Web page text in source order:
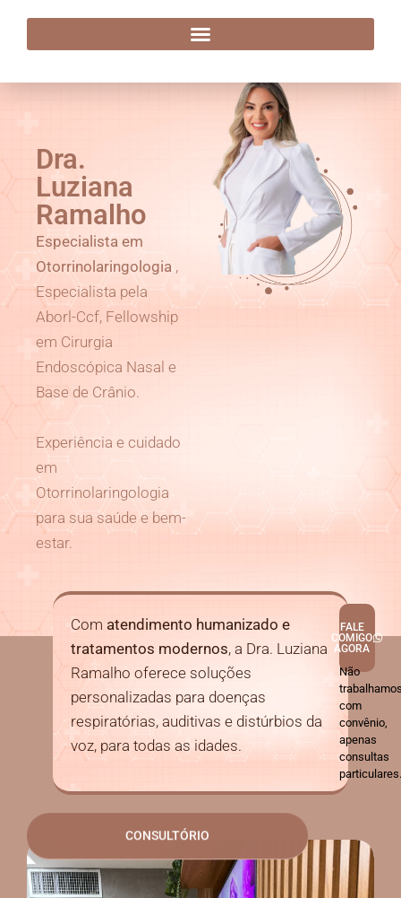
Dra. Luziana Ramalho
Dra.
Luziana
Ramalho
Especialista em
Otorrinolaringologia ,
Especialista pela
Aborl-Ccf, Fellowship
em Cirurgia
Endoscópica Nasal e
Base de Crânio.
Experiência e cuidado
em
Otorrinolaringologia
para sua saúde e bem-
estar.
Com atendimento humanizado e
tratamentos modernos, a Dra. Luziana
Ramalho oferece soluções
personalizadas para doenças
respiratórias, auditivas e distúrbios da
voz, para todas as idades.
FALE
COMIGO
AGORA
Não
com
convênio,
apenas
consultas
particulares.
CONSULTÓRIO